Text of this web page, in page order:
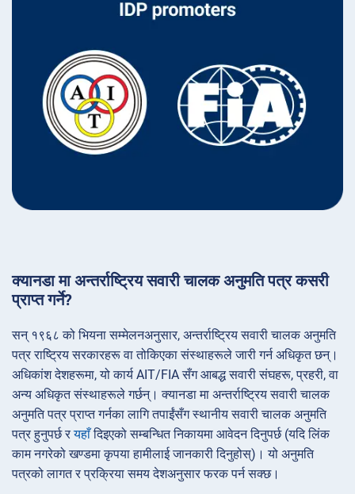
क्यानडा मा अन्तर्राष्ट्रिय सवारी चालक अनुमति पत्र कसरी
प्राप्त गर्ने?
सन् १९६८ को भियना सम्मेलनअनुसार, अन्तर्राष्ट्रिय सवारी चालक अनुमति
पत्र राष्ट्रिय सरकारहरू वा तोकिएका संस्थाहरूले जारी गर्न अधिकृत छन्।
अधिकांश देशहरूमा, यो कार्य AIT/FIA सँग आबद्ध सवारी संघहरू, प्रहरी, वा
अन्य अधिकृत संस्थाहरूले गर्छन्। क्यानडा मा अन्तर्राष्ट्रिय सवारी चालक
अनुमति पत्र प्राप्त गर्नका लागि तपाईंसँग स्थानीय सवारी चालक अनुमति
पत्र हुनुपर्छ रयहाँदिइएको सम्बन्धित निकायमा आवेदन दिनुपर्छ (यदि लिंक
काम नगरेको खण्डमा कृपया हामीलाई जानकारी दिनुहोस्)। यो अनुमति
पत्रको लागत र प्रक्रिया समय देशअनुसार फरक पर्न सक्छ।